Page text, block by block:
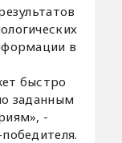
в
быстро
заданным
-